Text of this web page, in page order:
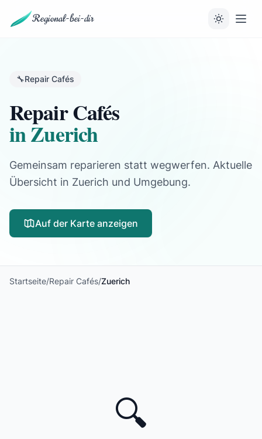
Regional-bei-dir
🔧Repair Cafés
Repair Cafés
in Zuerich
Gemeinsam reparieren statt wegwerfen. Aktuelle
Übersicht in Zuerich und Umgebung.
Auf der Karte anzeigen
Startseite/Repair Cafés/Zuerich
🔍